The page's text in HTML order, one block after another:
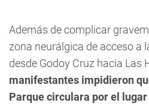
Además de complicar
zona neurálgica de acceso a
desde Godoy Cruz hacia Las
manifestantes impidieron
Parque circulara por el